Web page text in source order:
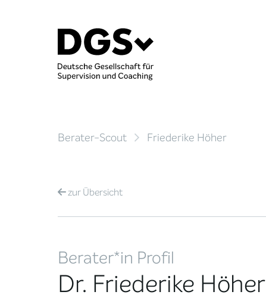
Berater-Scout Friederike Höher
zurÜbersicht
Berater*in Profil
Dr. Friederike Höher